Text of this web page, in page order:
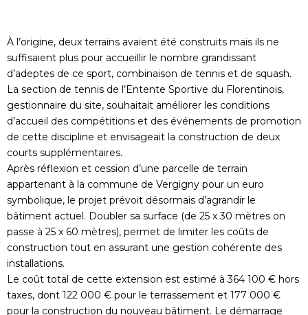
À l’origine, deux terrains avaient été construits mais ils ne
suffisaient plus pour accueillir le nombre grandissant
d’adeptes de ce sport, combinaison de tennis et de squash.
La section de tennis de l’Entente Sportive du Florentinois,
gestionnaire du site, souhaitait améliorer les conditions
d’accueil des compétitions et des événements de promotion
de cette discipline et envisageait la construction de deux
courts supplémentaires.
Après réflexion et cession d’une parcelle de terrain
appartenant à la commune de Vergigny pour un euro
symbolique, le projet prévoit désormais d’agrandir le
bâtiment actuel. Doubler sa surface (de 25 x 30 mètres on
passe à 25 x 60 mètres), permet de limiter les coûts de
construction tout en assurant une gestion cohérente des
installations.
Le coût total de cette extension est estimé à 364 100 € hors
taxes, dont 122 000 € pour le terrassement et 177 000 €
pour la construction du nouveau bâtiment. Le démarrage